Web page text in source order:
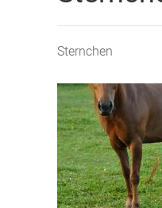
Sternchen